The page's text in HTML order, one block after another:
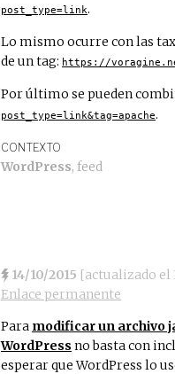
post_type=link.
Lo mismo ocurre con las
de un tag: https://
Por último se pueden
post_type=link&tag=apache.
CONTEXTO
WordPress, feed
14/10/2015 [actualizado el
Enlace permanente
Para modificar un archivo
WordPress no basta con
esperar que WordPress lo